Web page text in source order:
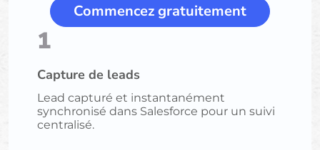
Commencez gratuitement
1
Capture de leads
Lead capturé et instantanément
synchronisé dans Salesforce pour un suivi
centralisé.